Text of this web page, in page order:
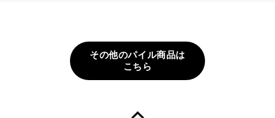
その他のパイル商品は
こちら